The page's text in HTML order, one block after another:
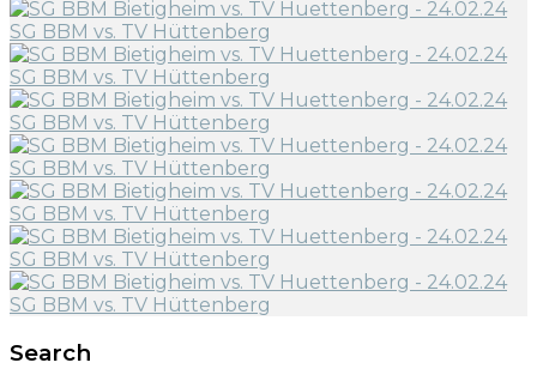
Search